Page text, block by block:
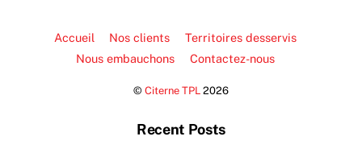
Accueil Nos clients
Territoires desservis
Nous embauchons
Contactez-nous
© Citerne TPL 2026
Recent Posts